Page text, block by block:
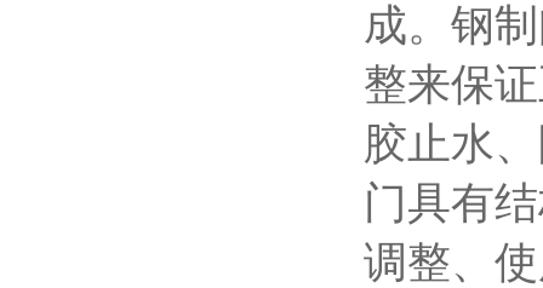
成。钢
整来保
胶止水
门具有
调整、